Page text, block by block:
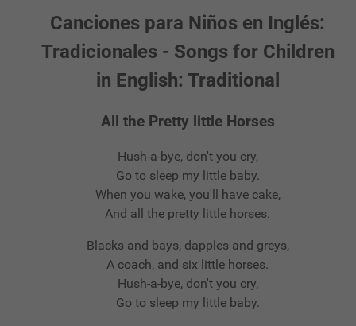
Canciones para Niños en Inglés:
Tradicionales - Songs for Children
in English: Traditional
All the Pretty little Horses
Hush-a-bye, don't you cry,
Go to sleep my little baby.
When you wake, you'll have cake,
And all the pretty little horses.
Blacks and bays, dapples and greys,
A coach, and six little horses.
Hush-a-bye, don't you cry,
Go to sleep my little baby.